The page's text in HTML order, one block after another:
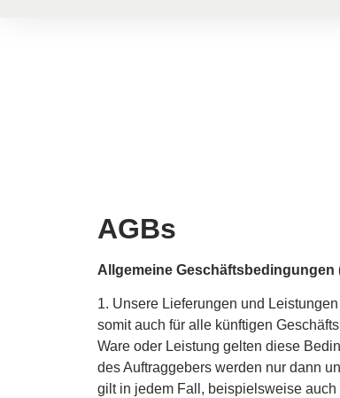
AGBs
Allgemeine Geschäftsbedingungen
1. Unsere Lieferungen und
somit auch für alle künftigen
Ware oder Leistung gelten diese
des Auftraggebers werden nur dann
gilt in jedem Fall, beispielsweise